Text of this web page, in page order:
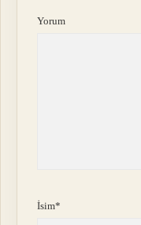
Yorum
İsim*